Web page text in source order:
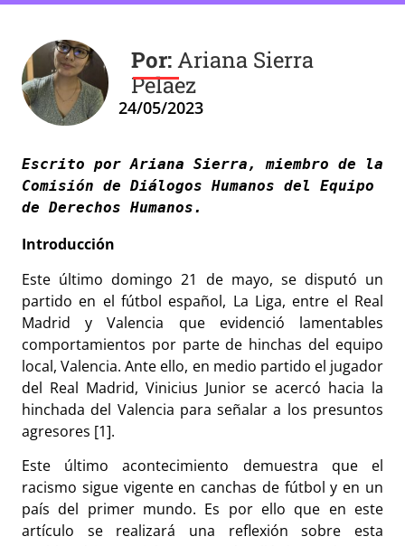
Ariana Sierra
Pelaez
Escrito por Ariana Sierra, miembro de la
Comisión de Diálogos Humanos del Equipo
de Derechos Humanos.
Introducción
Este último domingo 21 de mayo, se disputó un
partido en el fútbol español, La Liga, entre el Real
Madrid y Valencia que evidenció lamentables
comportamientos por parte de hinchas del equipo
local, Valencia. Ante ello, en medio partido el jugador
del Real Madrid, Vinicius Junior se acercó hacia la
hinchada del Valencia para señalar a los presuntos
agresores [1].
Este último acontecimiento demuestra que el
racismo sigue vigente en canchas de fútbol y en un
país del primer mundo. Es por ello que en este
artículo se realizará una reflexión sobre esta
24/05/2023